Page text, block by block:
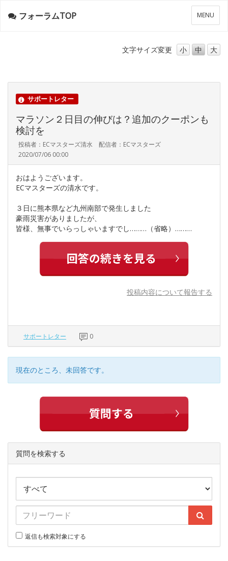
メ
ニ
ー
MENU
フォーラムTOP
文字サイズ変更 小 中 大
サポートレター
マラソン２日目の伸びは？追加のクーポンも
検討を
投稿者：ECマスターズ清水 配信者：ECマスターズ
2020/07/06 00:00
おはようございます。
ECマスターズの清水です。
３日に熊本県など九州南部で発生しました
豪雨災害がありましたが、
皆様、無事でいらっしゃいますでし………（省略）………
投稿内容について報告する
サポートレター 0
現在のところ、未回答です。
質問を検索する
返信も検索対象にする